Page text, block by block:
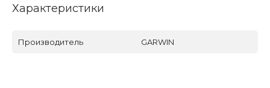
Характеристики
Производитель GARWIN